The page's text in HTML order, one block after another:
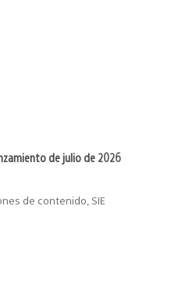
de julio de 2026
de contenido, SIE